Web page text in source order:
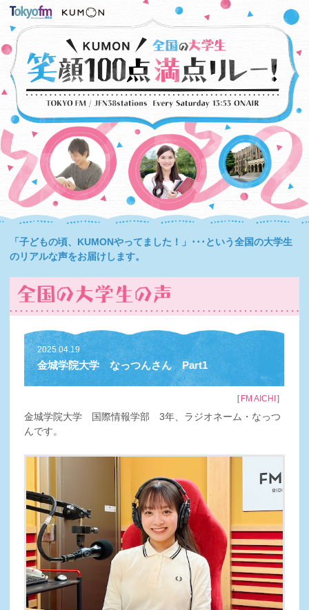
「子どもの頃、KUMONやってました！」･･･という全国の大学生
のリアルな声をお届けします。
2025.04.19
金城学院大学 なっつんさん Part1
［ FM AICHI］
金城学院大学 国際情報学部 3年、ラジオネーム・なっつ
んです。